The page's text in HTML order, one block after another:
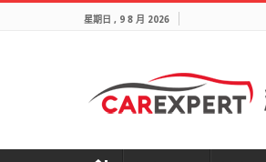
星期日 , 9 8 月 2026